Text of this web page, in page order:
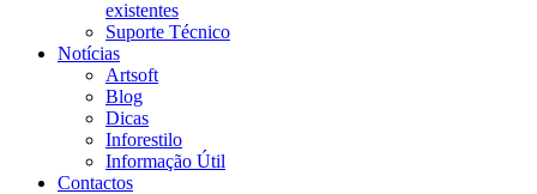
existentes
Suporte Técnico
Notícias
Artsoft
Blog
Dicas
Inforestilo
Informação Útil
Contactos